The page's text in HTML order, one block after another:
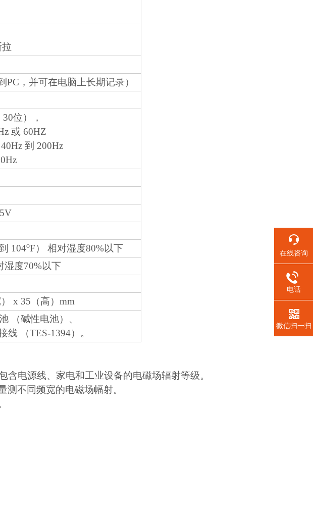
拉
PC，并可在电脑上长期记录）
位），
或 60HZ
到 200Hz
104oF） 相对湿度80%以下
湿度70%以下
x 35（高）mm
（碱性电池）、
线 （TES-1394）。
含电源线、家电和工业设备的电磁场辐射等级。
测不同频宽的电磁场幅射。
在线咨询
电话
微信扫一扫